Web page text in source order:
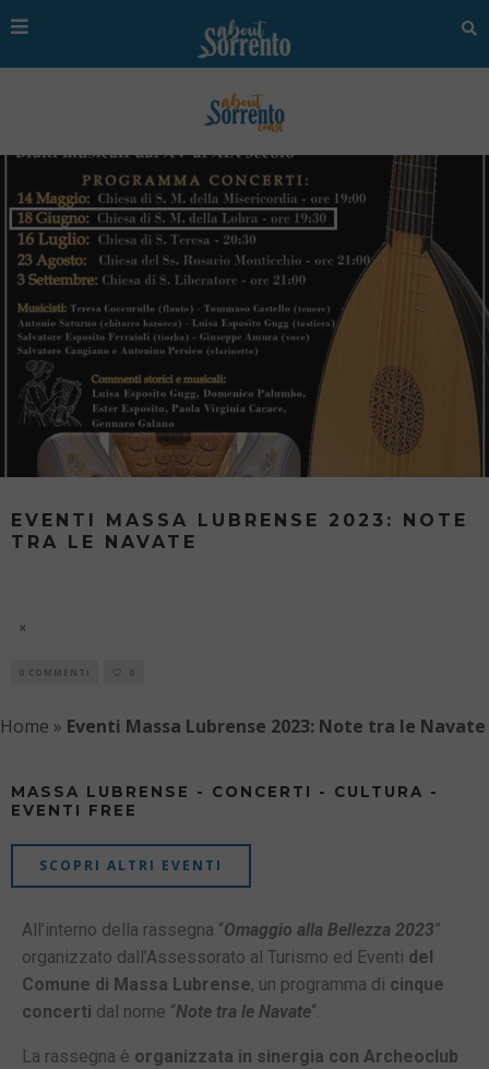
EVENTI MASSA LUBRENSE 2023: NOTE
TRA LE NAVATE
0 COMMENTI 0
Home » Eventi Massa Lubrense 2023: Note tra le Navate
MASSA LUBRENSE - CONCERTI - CULTURA -
EVENTI FREE
SCOPRI ALTRI EVENTI
All’interno della rassegna “Omaggio alla Bellezza 2023”
organizzato dall’Assessorato al Turismo ed Eventi del
Comune di Massa Lubrense, un programma di cinque
concerti dal nome “Note tra le Navate“.
La rassegna è organizzata in sinergia con Archeoclub